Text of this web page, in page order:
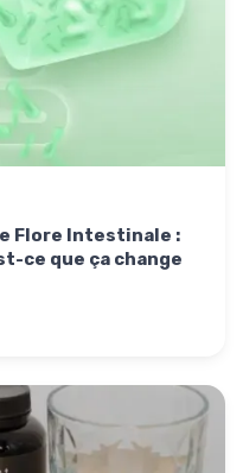
Flore Intestinale :
ce que ça change